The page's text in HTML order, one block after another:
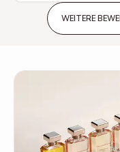
harmonisch in das
ausgesprochen
ohne dabei jedoch
verlieren. Mit
sich der Duft
einerseits zu
wünscht man sich
WEITERE